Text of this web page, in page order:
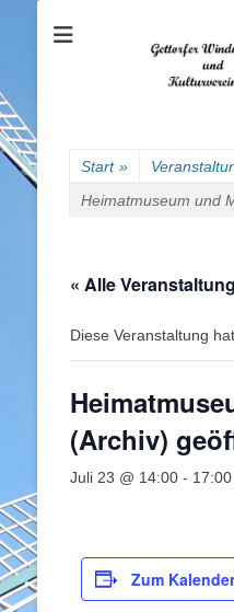
Start »
Heimatmuseum und
« Alle
Diese Veranstaltung
(Archiv)
Juli 23 @ 14:00 - 17:00
Zum